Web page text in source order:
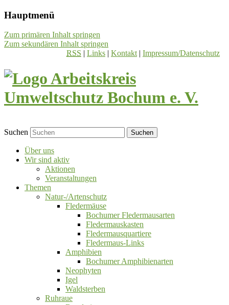
Hauptmenü
Zum primären Inhalt springen
Zum sekundären Inhalt springen
RSS | Links | Kontakt| Impressum/Datenschutz
Suchen
Über uns
Wir sind aktiv
Aktionen
Veranstaltungen
Themen
Natur-/Artenschutz
Fledermäuse
Bochumer Fledermausarten
Fledermauskasten
Fledermausquartiere
Fledermaus-Links
Amphibien
Bochumer Amphibienarten
Neophyten
Igel
Waldsterben
Ruhraue